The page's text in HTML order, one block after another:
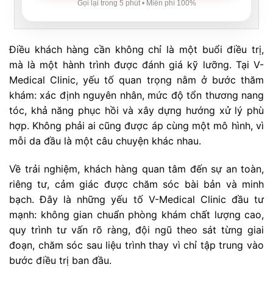
Gọi lại trong 5 phút • Miễn phí 100%
Điều khách hàng cần không chỉ là một buổi điều trị,
mà là một hành trình được đánh giá kỹ lưỡng. Tại V-
Medical Clinic, yếu tố quan trọng nằm ở bước thăm
khám: xác định nguyên nhân, mức độ tổn thương nang
tóc, khả năng phục hồi và xây dựng hướng xử lý phù
hợp. Không phải ai cũng được áp cùng một mô hình, vì
mỗi da đầu là một câu chuyện khác nhau.
Về trải nghiệm, khách hàng quan tâm đến sự an toàn,
riêng tư, cảm giác được chăm sóc bài bản và minh
bạch. Đây là những yếu tố V-Medical Clinic đầu tư
mạnh: không gian chuẩn phòng khám chất lượng cao,
quy trình tư vấn rõ ràng, đội ngũ theo sát từng giai
đoạn, chăm sóc sau liệu trình thay vì chỉ tập trung vào
bước điều trị ban đầu.